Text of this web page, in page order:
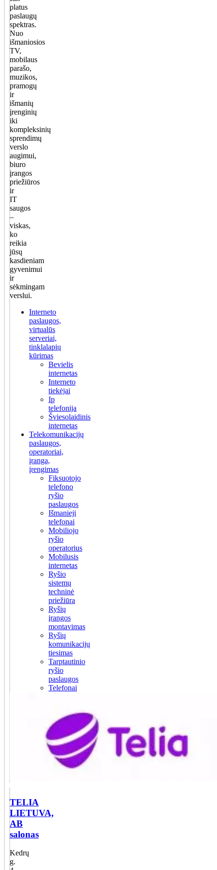
platus
paslaugų
spektras.
Nuo
išmaniosios
TV,
mobilaus
parašo,
muzikos,
pramogų
ir
išmanių
įrenginių
iki
kompleksinių
sprendimų
verslo
augimui,
biuro
įrangos
priežiūros
ir
IT
saugos
–
viskas,
ko
reikia
jūsų
kasdieniam
gyvenimui
ir
sėkmingam
verslui.
Interneto
paslaugos,
virtualūs
serveriai,
tinklalapių
kūrimas
Bevielis
internetas
Interneto
tiekėjai
Ip
telefonija
Šviesolaidinis
internetas
Telekomunikacijų
paslaugos,
operatoriai,
įranga,
įrengimas
Fiksuotojo
telefono
ryšio
paslaugos
Išmanieji
telefonai
Mobiliojo
ryšio
operatorius
Mobilusis
internetas
Ryšio
sistemų
techninė
priežiūra
Ryšių
įrangos
montavimas
Ryšių
komunikacijų
tiesimas
Tarptautinio
ryšio
paslaugos
Telefonai
TELIA
LIETUVA,
AB
salonas
Kedrų
g.